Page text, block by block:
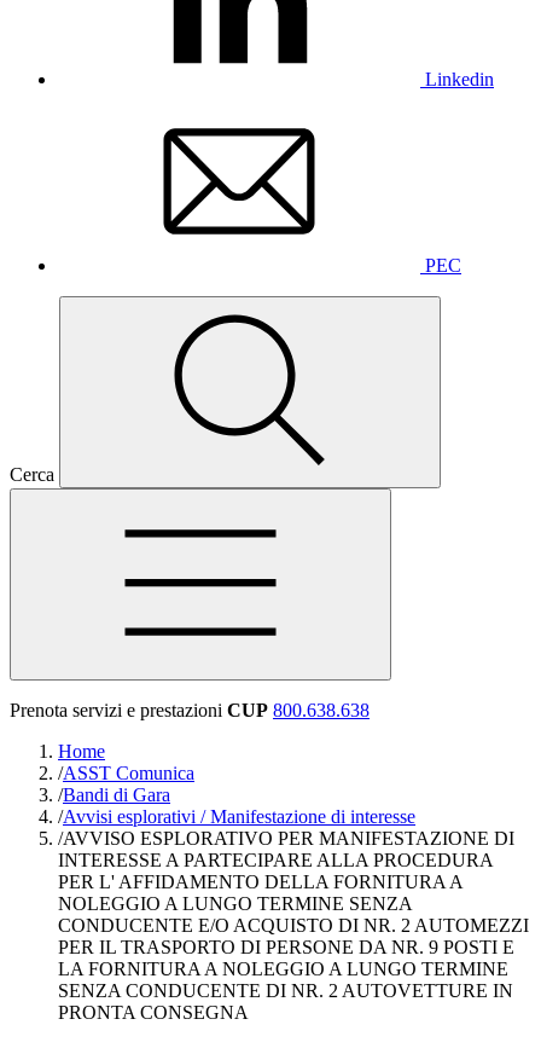
Linkedin
PEC
Cerca
Prenota servizi e prestazioni CUP 800.638.638
Home
/ASST Comunica
/Bandi di Gara
/Avvisi esplorativi / Manifestazione di interesse
/AVVISO ESPLORATIVO PER MANIFESTAZIONE DI
INTERESSE A PARTECIPARE ALLA PROCEDURA
PER L' AFFIDAMENTO DELLA FORNITURA A
NOLEGGIO A LUNGO TERMINE SENZA
CONDUCENTE E/O ACQUISTO DI NR. 2 AUTOMEZZI
PER IL TRASPORTO DI PERSONE DA NR. 9 POSTI E
LA FORNITURA A NOLEGGIO A LUNGO TERMINE
SENZA CONDUCENTE DI NR. 2 AUTOVETTURE IN
PRONTA CONSEGNA